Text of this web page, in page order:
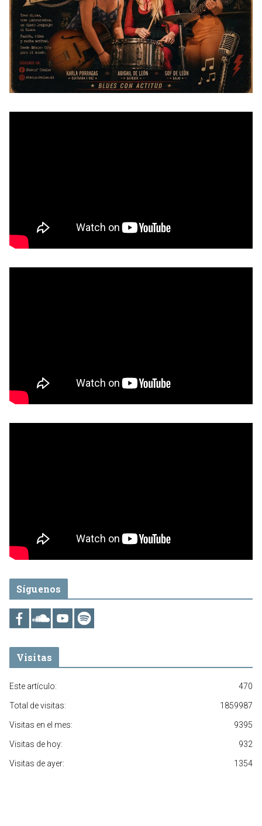
Síguenos
Visitas
470
Este artículo:
1859987
Total de visitas:
9395
Visitas en el mes:
932
Visitas de hoy:
1354
Visitas de ayer: